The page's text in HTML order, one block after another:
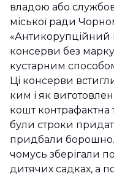
владою або
міської ради
«Антикорупційний
консерви без
кустарним
Ці консерви
ким і як
кошт контрафактна
були строки
придбали
чомусь зберігали
дитячих садках, а